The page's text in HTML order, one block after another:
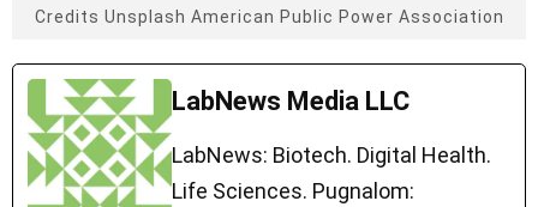
Credits Unsplash American Public Power Association
LabNews Media LLC
LabNews: Biotech. Digital Health.
Life Sciences. Pugnalom: